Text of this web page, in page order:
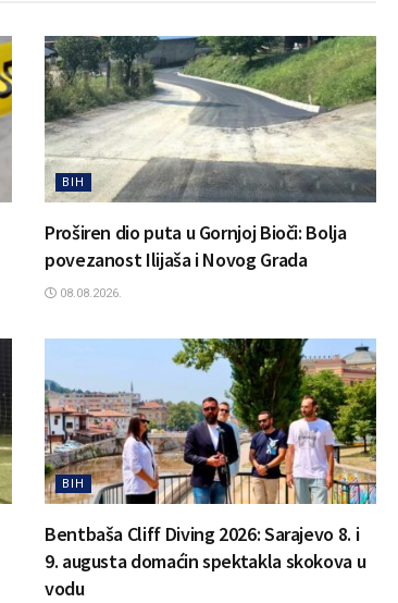
BIH
Proširen dio puta u Gornjoj Bioči: Bolja
povezanost Ilijaša i Novog Grada
08.08.2026.
BIH
Bentbaša Cliff Diving 2026: Sarajevo 8. i
9. augusta domaćin spektakla skokova u
vodu